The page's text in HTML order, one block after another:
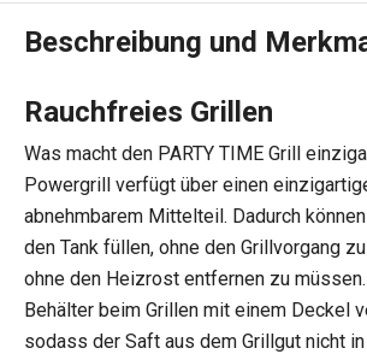
Beschreibung und
Rauchfreies Grillen
Was macht den PARTY TIME Grill
Powergrill verfügt über einen
abnehmbarem Mittelteil. Dadurch
den Tank füllen, ohne den Grillvorgang
ohne den Heizrost entfernen zu
Behälter beim Grillen mit einem Deckel
sodass der Saft aus dem Grillgut nicht